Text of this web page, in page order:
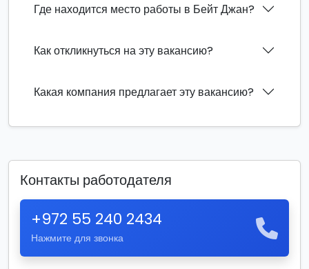
Где находится место работы в Бейт Джан?
Как откликнуться на эту вакансию?
Какая компания предлагает эту вакансию?
Контакты работодателя
+972 55 240 2434
Нажмите для звонка